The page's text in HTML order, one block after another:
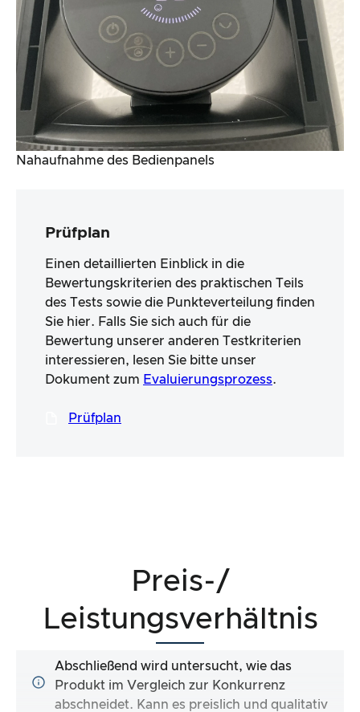
Nahaufnahme des Bedienpanels
Prüfplan
Einen detaillierten Einblick in die
Bewertungskriterien des praktischen Teils
des Tests sowie die Punkteverteilung finden
Sie hier. Falls Sie sich auch für die
Bewertung unserer anderen Testkriterien
interessieren, lesen Sie bitte unser
Dokument zum Evaluierungsprozess.
Prüfplan
Preis-/
Leistungsverhältnis
Abschließend wird untersucht, wie das
Produkt im Vergleich zur Konkurrenz
abschneidet. Kann es preislich und qualitativ